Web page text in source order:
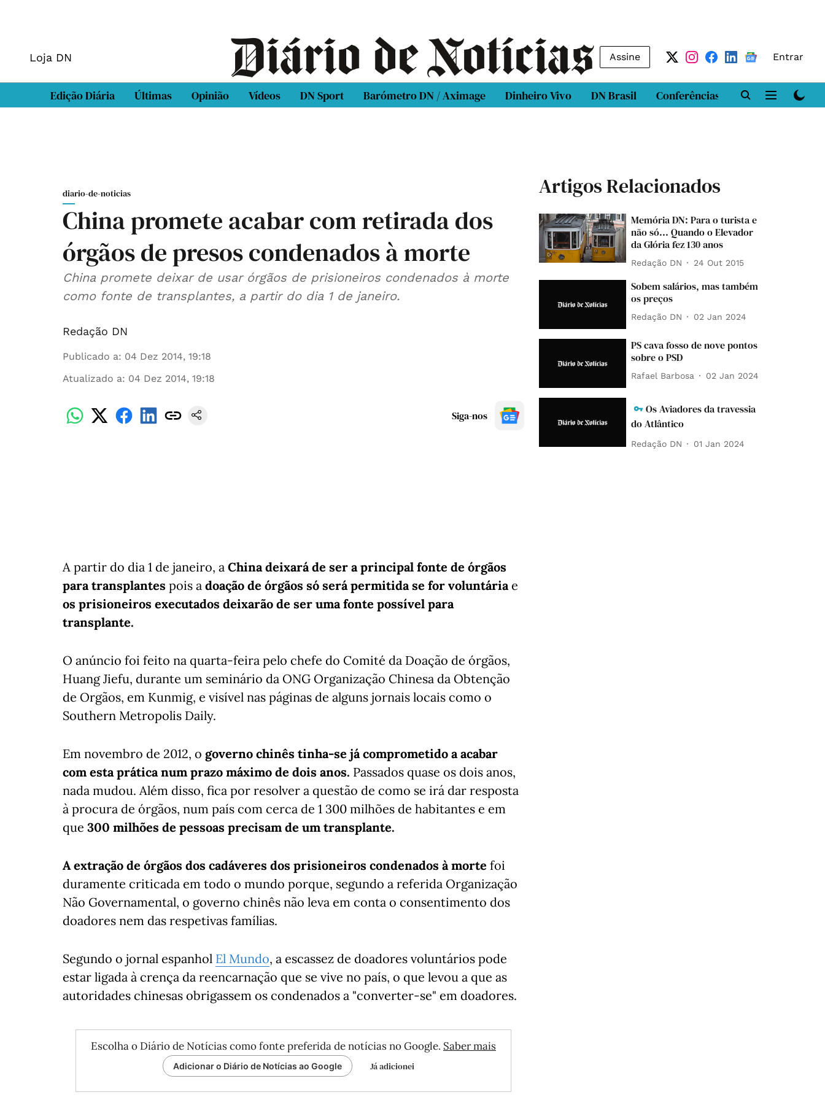
Loja DN Assine Entrar
Edição Diária Últimas Opinião Vídeos DN Sport Barómetro DN / Aximage Dinheiro Vivo DN Brasil Conferências DN LAB
diario-de-noticias
China promete acabar com retirada dos
órgãos de presos condenados à morte
China promete deixar de usar órgãos de prisioneiros condenados à morte
como fonte de transplantes, a partir do dia 1 de janeiro.
Redação DN
Publicado a: 04 Dez 2014, 19:18
Atualizado a: 04 Dez 2014, 19:18
Siga-nos
A partir do dia 1 de janeiro, a China deixará de ser a principal fonte de órgãos
para transplantes pois a doação de órgãos só será permitida se for voluntáriae
os prisioneiros executados deixarão de ser uma fonte possível para
transplante.
O anúncio foi feito na quarta-feira pelo chefe do Comité da Doação de órgãos,
Huang Jiefu, durante um seminário da ONG Organização Chinesa da Obtenção
de Orgãos, em Kunmig, e visível nas páginas de alguns jornais locais como o
Southern Metropolis Daily.
Em novembro de 2012, o governo chinês tinha-se já comprometido a acabar
com esta prática num prazo máximo de dois anos. Passados quase os dois anos,
nada mudou. Além disso, fica por resolver a questão de como se irá dar resposta
à procura de órgãos, num país com cerca de 1 300 milhões de habitantes e em
que 300 milhões de pessoas precisam de um transplante.
A extração de órgãos dos cadáveres dos prisioneiros condenados à morte foi
duramente criticada em todo o mundo porque, segundo a referida Organização
Não Governamental, o governo chinês não leva em conta o consentimento dos
doadores nem das respetivas famílias.
Segundo o jornal espanhol El Mundo, a escassez de doadores voluntários pode
estar ligada à crença da reencarnação que se vive no país, o que levou a que as
autoridades chinesas obrigassem os condenados a "converter-se" em doadores.
Escolha o Diário de Notícias como fonte preferida de notícias no Google. Saber mais
Adicionar o Diário de Notícias ao Google Já adicionei
Artigos Relacionados
Memória DN: Para o turista e
não só... Quando o Elevador
da Glória fez 130 anos
Redação DN 24 Out 2015
Sobem salários, mas também
os preços
Redação DN 02 Jan 2024
PS cava fosso de nove pontos
sobre o PSD
Rafael Barbosa 02 Jan 2024
Os Aviadores da travessia
do Atlântico
Redação DN 01 Jan 2024